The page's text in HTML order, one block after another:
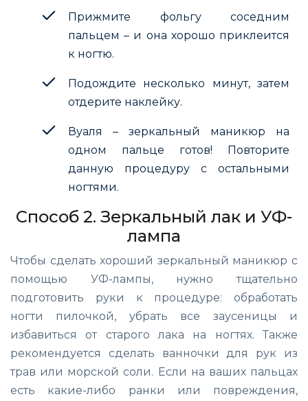
Прижмите фольгу соседним
пальцем – и она хорошо приклеится
к ногтю.
Подождите несколько минут, затем
отдерите наклейку.
Вуаля – зеркальный маникюр на
одном пальце готов! Повторите
данную процедуру с остальными
ногтями.
Способ 2. Зеркальный лак и УФ-
лампа
Чтобы сделать хороший зеркальный маникюр с
помощью УФ-лампы, нужно тщательно
подготовить руки к процедуре: обработать
ногти пилочкой, убрать все заусеницы и
избавиться от старого лака на ногтях. Также
рекомендуется сделать ванночки для рук из
трав или морской соли. Если на ваших пальцах
есть какие-либо ранки или повреждения,